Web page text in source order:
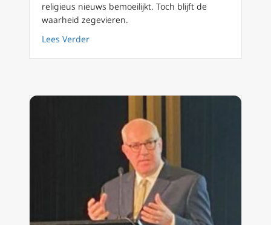
religieus nieuws bemoeilijkt. Toch blijft de
waarheid zegevieren.
Lees Verderabout EWTN CEO Michael Warsaw: de